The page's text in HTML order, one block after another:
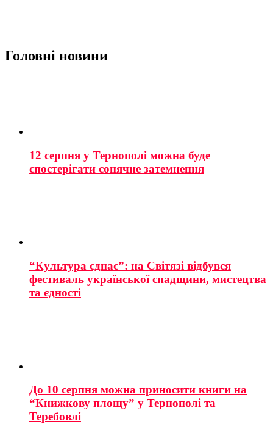
Головні новини
12 серпня у Тернополі можна буде
спостерігати сонячне затемнення
“Культура єднає”: на Світязі відбувся
фестиваль української спадщини, мистецтва
та єдності
До 10 серпня можна приносити книги на
“Книжкову площу” у Тернополі та
Теребовлі